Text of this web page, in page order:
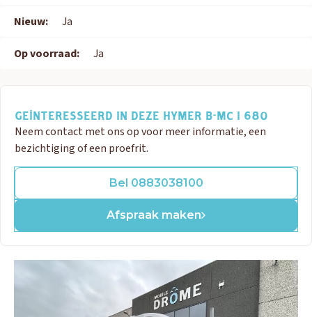
Nieuw: Ja
Op voorraad: Ja
GEÏNTERESSEERD IN DEZE HYMER B-MC I 680
Neem contact met ons op voor meer informatie, een
bezichtiging of een proefrit.
Bel 0883038100
Afspraak maken